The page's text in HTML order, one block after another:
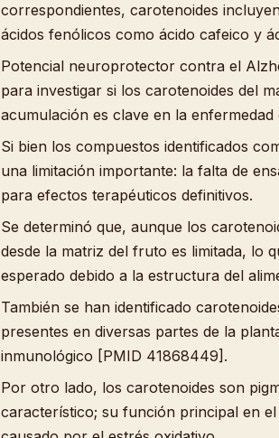
correspondientes, carotenoides
ácidos fenólicos como ácido cafeico y
Potencial neuroprotector contra el
para investigar si los carotenoides del
acumulación es clave en la enfermedad
Si bien los compuestos identificados
una limitación importante: la falta de
para efectos terapéuticos definitivos.
Se determinó que, aunque los
desde la matriz del fruto es limitada, lo
esperado debido a la estructura del
También se han identificado
presentes en diversas partes de la
inmunológico [PMID 41868449].
Por otro lado, los carotenoides son
característico; su función principal en